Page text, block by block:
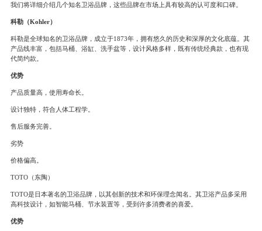
我们将详细介绍几个知名卫浴品牌，这些品牌在市场上具有较高的认可度和口碑。
科勒（Kohler）
科勒是全球知名的卫浴品牌，成立于1873年，拥有悠久的历史和深厚的文化底蕴。其
产品线丰富，包括马桶、浴缸、洗手盆等，设计风格多样，既有传统经典款，也有现
代简约款。
优势
产品质量高，使用寿命长。
设计独特，符合人体工程学。
售后服务完善。
劣势
价格偏高。
TOTO（东陶）
TOTO是日本著名的卫浴品牌，以其创新的技术和环保理念闻名。其卫浴产品多采用
高科技设计，如智能马桶、节水装置等，受到许多消费者的喜爱。
优势